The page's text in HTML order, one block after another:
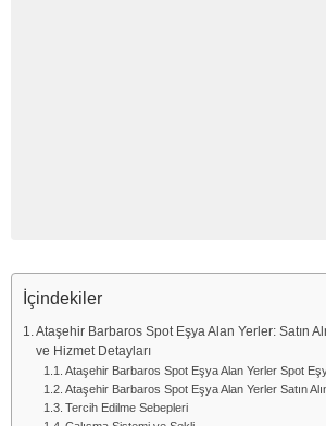
İçindekiler
Ataşehir Barbaros Spot Eşya Alan Yerler: Satın
ve Hizmet Detayları
Ataşehir Barbaros Spot Eşya Alan Yerler Spot
Ataşehir Barbaros Spot Eşya Alan Yerler Satın
Tercih Edilme Sebepleri